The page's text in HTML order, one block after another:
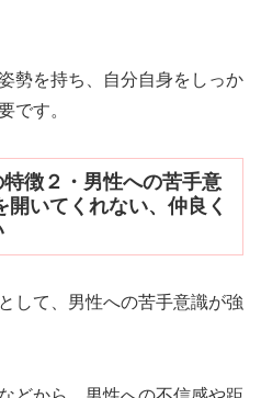
勢を持ち、自分自身をしっか
です。
徴２・男性への苦手意
いてくれない、仲良く
して、男性への苦手意識が強